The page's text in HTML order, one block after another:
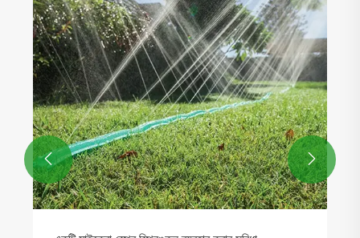
কিভাবে মাইক্রো স্প্রিংকলার স্প্রেয়ার গ্রীনহাউসে জল বন্টন
অপ্টিমাইজ করতে পারে?
আরো দেখুন >>
 